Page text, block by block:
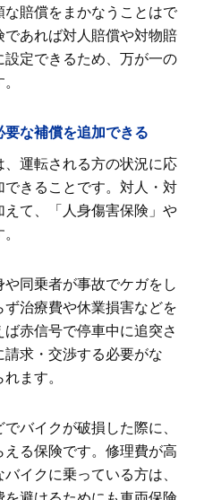
賠償をまかなうことはで
あれば対人賠償や対物賠
定できるため、万が一の
な補償を追加できる
運転される方の状況に応
できることです。対人・対
て、「人身傷害保険」や
同乗者が事故でケガをし
治療費や休業損害などを
赤信号で停車中に追突さ
求・交渉する必要がな
ます。
バイクが破損した際に、
る保険です。修理費が高
イクに乗っている方は、